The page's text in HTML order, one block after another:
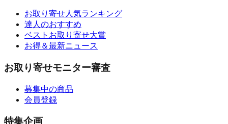
お取り寄せ人気ランキング
達人のおすすめ
ベストお取り寄せ大賞
お得＆最新ニュース
お取り寄せモニター審査
募集中の商品
会員登録
特集企画